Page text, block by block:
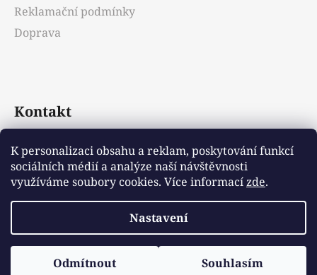
K personalizaci obsahu a reklam, poskytování funkcí
sociálních médií a analýze naší návštěvnosti
využíváme soubory cookies. Více informacízde.
Nastavení
Odmítnout Souhlasím
Reklamační podmínky
Doprava
Kontakt
info@emotys.cz
+421903231812
Vytvořil Shoptet
Copyright 2026
. Všechna práva